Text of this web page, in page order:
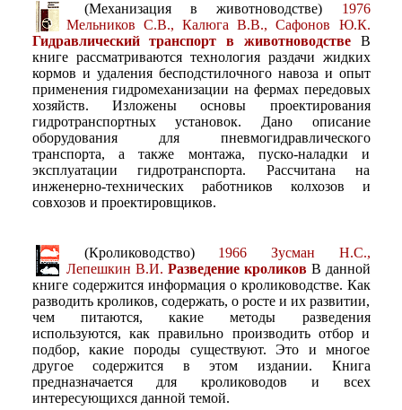
(Механизация в животноводстве) 1976
Мельников С.В., Калюга В.В., Сафонов Ю.К.
Гидравлический транспорт в животноводствеВ
книге рассматриваются технология раздачи жидких
кормов и удаления бесподстилочного навоза и опыт
применения гидромеханизации на фермах передовых
хозяйств. Изложены основы проектирования
гидротранспортных установок. Дано описание
оборудования для пневмогидравлического
транспорта, а также монтажа, пуско-наладки и
эксплуатации гидротранспорта. Рассчитана на
инженерно-технических работников колхозов и
совхозов и проектировщиков.
(Кролиководство) 1966 Зусман Н.С.,
Лепешкин В.И. Разведение кроликовВ данной
книге содержится информация о кролиководстве. Как
разводить кроликов, содержать, о росте и их развитии,
чем питаются, какие методы разведения
используются, как правильно производить отбор и
подбор, какие породы существуют. Это и многое
другое содержится в этом издании. Книга
предназначается для кролиководов и всех
интересующихся данной темой.